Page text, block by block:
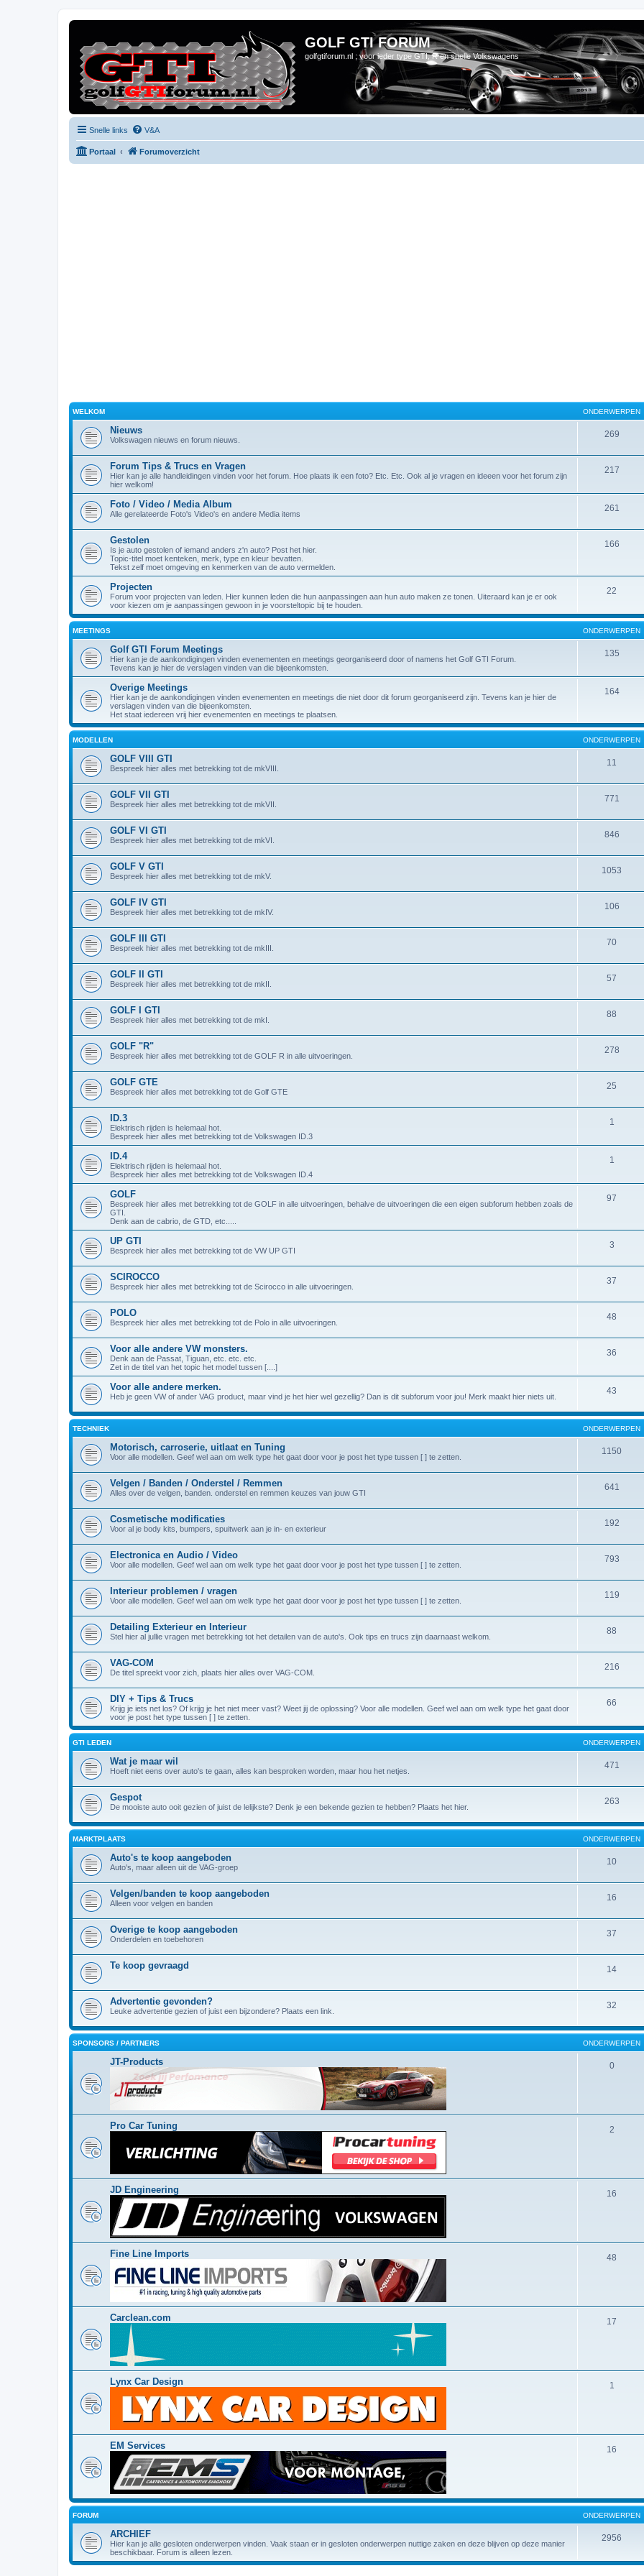
GOLF GTI FORUM
golfgtiforum.nl ; voor ieder type GTI, R en snelle Volkswagens
Snelle links V&A
Portaal Forumoverzicht
WELKOM ONDERWERPEN
Nieuws
Volkswagen nieuws en forum nieuws.
269
Forum Tips & Trucs en Vragen
Hier kan je alle handleidingen vinden voor het forum. Hoe plaats ik een foto? Etc. Etc. Ook al je vragen en ideeen voor het forum zijn
hier welkom!
217
Foto / Video / Media Album
Alle gerelateerde Foto's Video's en andere Media items
261
Gestolen
Is je auto gestolen of iemand anders z'n auto? Post het hier.
Topic-titel moet kenteken, merk, type en kleur bevatten.
Tekst zelf moet omgeving en kenmerken van de auto vermelden.
166
Projecten
Forum voor projecten van leden. Hier kunnen leden die hun aanpassingen aan hun auto maken ze tonen. Uiteraard kan je er ook
voor kiezen om je aanpassingen gewoon in je voorsteltopic bij te houden.
22
MEETINGS ONDERWERPEN
Golf GTI Forum Meetings
Hier kan je de aankondigingen vinden evenementen en meetings georganiseerd door of namens het Golf GTI Forum.
Tevens kan je hier de verslagen vinden van die bijeenkomsten.
135
Overige Meetings
Hier kan je de aankondigingen vinden evenementen en meetings die niet door dit forum georganiseerd zijn. Tevens kan je hier de
verslagen vinden van die bijeenkomsten.
Het staat iedereen vrij hier evenementen en meetings te plaatsen.
164
MODELLEN ONDERWERPEN
GOLF VIII GTI
Bespreek hier alles met betrekking tot de mkVIII.
11
GOLF VII GTI
Bespreek hier alles met betrekking tot de mkVII.
771
GOLF VI GTI
Bespreek hier alles met betrekking tot de mkVI.
846
GOLF V GTI
Bespreek hier alles met betrekking tot de mkV.
1053
GOLF IV GTI
Bespreek hier alles met betrekking tot de mkIV.
106
GOLF III GTI
Bespreek hier alles met betrekking tot de mkIII.
70
GOLF II GTI
Bespreek hier alles met betrekking tot de mkII.
57
GOLF I GTI
Bespreek hier alles met betrekking tot de mkI.
88
GOLF "R"
Bespreek hier alles met betrekking tot de GOLF R in alle uitvoeringen.
278
GOLF GTE
Bespreek hier alles met betrekking tot de Golf GTE
25
ID.3
Elektrisch rijden is helemaal hot.
Bespreek hier alles met betrekking tot de Volkswagen ID.3
1
ID.4
Elektrisch rijden is helemaal hot.
Bespreek hier alles met betrekking tot de Volkswagen ID.4
1
GOLF
Bespreek hier alles met betrekking tot de GOLF in alle uitvoeringen, behalve de uitvoeringen die een eigen subforum hebben zoals de
GTI.
Denk aan de cabrio, de GTD, etc.....
97
UP GTI
Bespreek hier alles met betrekking tot de VW UP GTI
3
SCIROCCO
Bespreek hier alles met betrekking tot de Scirocco in alle uitvoeringen.
37
POLO
Bespreek hier alles met betrekking tot de Polo in alle uitvoeringen.
48
Voor alle andere VW monsters.
Denk aan de Passat, Tiguan, etc. etc. etc.
Zet in de titel van het topic het model tussen [....]
36
Voor alle andere merken.
Heb je geen VW of ander VAG product, maar vind je het hier wel gezellig? Dan is dit subforum voor jou! Merk maakt hier niets uit.
43
TECHNIEK ONDERWERPEN
Motorisch, carroserie, uitlaat en Tuning
Voor alle modellen. Geef wel aan om welk type het gaat door voor je post het type tussen [ ] te zetten.
1150
Velgen / Banden / Onderstel / Remmen
Alles over de velgen, banden. onderstel en remmen keuzes van jouw GTI
641
Cosmetische modificaties
Voor al je body kits, bumpers, spuitwerk aan je in- en exterieur
192
Electronica en Audio / Video
Voor alle modellen. Geef wel aan om welk type het gaat door voor je post het type tussen [ ] te zetten.
793
Interieur problemen / vragen
Voor alle modellen. Geef wel aan om welk type het gaat door voor je post het type tussen [ ] te zetten.
119
Detailing Exterieur en Interieur
Stel hier al jullie vragen met betrekking tot het detailen van de auto's. Ook tips en trucs zijn daarnaast welkom.
88
VAG-COM
De titel spreekt voor zich, plaats hier alles over VAG-COM.
216
DIY + Tips & Trucs
Krijg je iets net los? Of krijg je het niet meer vast? Weet jij de oplossing? Voor alle modellen. Geef wel aan om welk type het gaat door
voor je post het type tussen [ ] te zetten.
66
GTI LEDEN ONDERWERPEN
Wat je maar wil
Hoeft niet eens over auto's te gaan, alles kan besproken worden, maar hou het netjes.
471
Gespot
De mooiste auto ooit gezien of juist de lelijkste? Denk je een bekende gezien te hebben? Plaats het hier.
263
MARKTPLAATS ONDERWERPEN
Auto's te koop aangeboden
Auto's, maar alleen uit de VAG-groep
10
Velgen/banden te koop aangeboden
Alleen voor velgen en banden
16
Overige te koop aangeboden
Onderdelen en toebehoren
37
Te koop gevraagd 14
Advertentie gevonden?
Leuke advertentie gezien of juist een bijzondere? Plaats een link.
32
SPONSORS / PARTNERS ONDERWERPEN
JT-Products 0
Pro Car Tuning 2
JD Engineering 16
Fine Line Imports 48
Carclean.com 17
Lynx Car Design 1
EM Services 16
FORUM ONDERWERPEN
ARCHIEF
Hier kan je alle gesloten onderwerpen vinden. Vaak staan er in gesloten onderwerpen nuttige zaken en deze blijven op deze manier
beschikbaar. Forum is alleen lezen.
2956